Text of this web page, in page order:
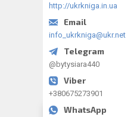
http://ukrkniga.in.ua
info_ukrkniga@ukr.net
@bytysiara440
+380675273901